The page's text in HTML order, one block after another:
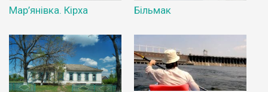
Мар’янівка. Кірха Більмак